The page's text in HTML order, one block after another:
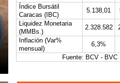
Índice Bursátil
Caracas (IBC)
5.138,01
Liquidez Monetaria
(MMBs.)
2.328.582
Inflación (Var%
mensual)
6,3%
Fuente: BCV - BVC